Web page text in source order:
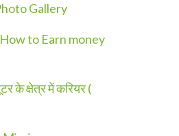
Gallery
How to Earn money
के क्षेत्र में करियर (